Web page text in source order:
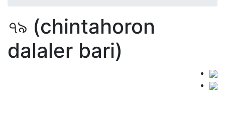
৭৯ (chintahoron
dalaler bari)